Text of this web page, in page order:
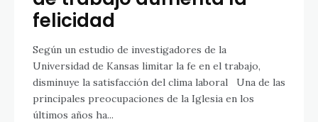
felicidad
Según un estudio de investigadores de la
Universidad de Kansas limitar la fe en el trabajo,
disminuye la satisfacción del clima laboral Una de las
principales preocupaciones de la Iglesia en los
últimos años ha...